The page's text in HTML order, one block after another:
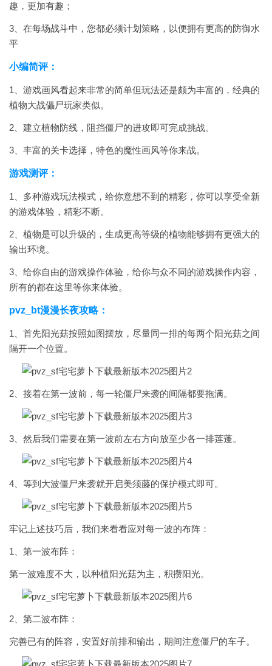
趣，更加有趣；
3、在每场战斗中，您都必须计划策略，以便拥有更高的防御水
平
小编简评：
1、游戏画风看起来非常的简单但玩法还是颇为丰富的，经典的
植物大战儡尸玩家类似。
2、建立植物防线，阻挡僵尸的进攻即可完成挑战。
3、丰富的关卡选择，特色的魔性画风等你来战。
游戏测评：
1、多种游戏玩法模式，给你意想不到的精彩，你可以享受全新
的游戏体验，精彩不断。
2、植物是可以升级的，生成更高等级的植物能够拥有更强大的
输出环境。
3、给你自由的游戏操作体验，给你与众不同的游戏操作内容，
所有的都在这里等你来体验。
pvz_bt漫漫长夜攻略：
1、首先阳光菇按照如图摆放，尽量同一排的每两个阳光菇之间
隔开一个位置。
2、接着在第一波前，每一轮僵尸来袭的间隔都要拖满。
3、然后我们需要在第一波前左右方向放至少各一排莲蓬。
4、等到大波僵尸来袭就开启美须藤的保护模式即可。
牢记上述技巧后，我们来看看应对每一波的布阵：
1、第一波布阵：
第一波难度不大，以种植阳光菇为主，积攒阳光。
2、第二波布阵：
完善已有的阵容，安置好前排和输出，期间注意僵尸的车子。